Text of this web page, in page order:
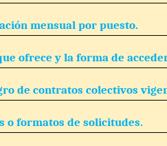
mensual por puesto.
ofrece y la forma de
de contratos colectivos
o formatos de solicitudes.